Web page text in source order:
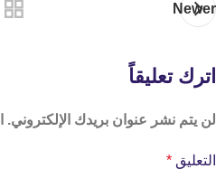
Newer
اترك تعليقاً
لن يتم نشر عنوان بريدك الإلكتروني.
التعليق *